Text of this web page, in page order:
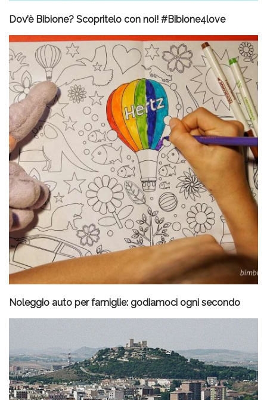
Dov’è Bibione? Scopritelo con noi! #Bibione4love
Noleggio auto per famiglie: godiamoci ogni secondo